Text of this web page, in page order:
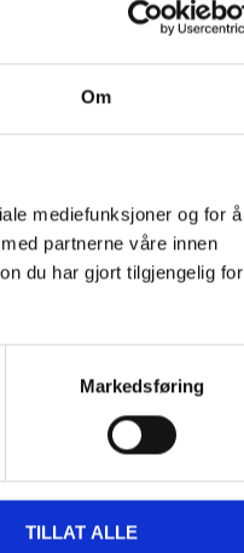
Om
mediefunksjoner og for å
partnerne våre innen
du har gjort tilgjengelig for
Markedsføring
TILLAT ALLE